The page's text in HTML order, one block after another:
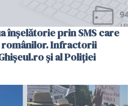
înșelătorie prin SMS care
Infractorii
și al Poliției